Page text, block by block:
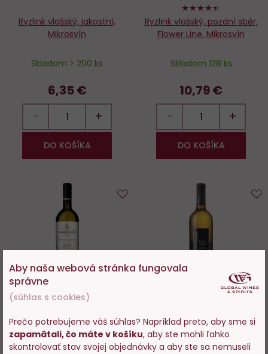
Ryzlink vlašský, jakostní,
Mikrosvín
Skladom > 200 ks
6,35 €
− +
DO KOŠÍKA
88%
Ryzlink vlašský, pozdní sběr,
Flower Line, Mikrosvín
Skladom 128 ks
10,79 €
− +
DO KOŠÍKA
"Březí, Liščí Vrch", Mikrosvín
hroznů, "Perná, Purmice",
Volařík
Aby naša webová stránka fungovala
správne
(súhlas s cookies)
Prečo potrebujeme váš súhlas? Napríklad preto, aby sme si
zapamätali, čo máte v košíku, aby ste mohli ľahko
skontrolovať stav svojej objednávky a aby ste sa nemuseli
Vstupujete na stránky s